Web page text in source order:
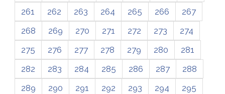
261
262 263 264 265 266
267
268
269 270 271 272 273
274
275
276 277 278 279 280
281
282
283 284 285 286 287
288
289
290 291 292 293 294
295